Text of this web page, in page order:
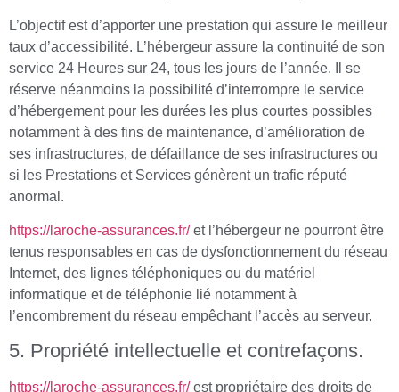
L’objectif est d’apporter une prestation qui assure le meilleur
taux d’accessibilité. L’hébergeur assure la continuité de son
service 24 Heures sur 24, tous les jours de l’année. Il se
réserve néanmoins la possibilité d’interrompre le service
d’hébergement pour les durées les plus courtes possibles
notamment à des fins de maintenance, d’amélioration de
ses infrastructures, de défaillance de ses infrastructures ou
si les Prestations et Services génèrent un trafic réputé
anormal.
https://laroche-assurances.fr/et l’hébergeur ne pourront être
tenus responsables en cas de dysfonctionnement du réseau
Internet, des lignes téléphoniques ou du matériel
informatique et de téléphonie lié notamment à
l’encombrement du réseau empêchant l’accès au serveur.
5. Propriété intellectuelle et contrefaçons.
https://laroche-assurances.fr/est propriétaire des droits de